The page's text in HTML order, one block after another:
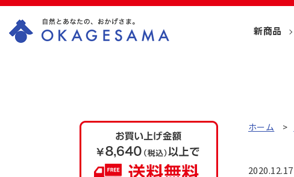
の公式通販ショッ
新商品
ホーム
2020.12.17